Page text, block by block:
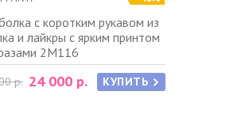
с коротким рукавом из
и лайкры с ярким принтом
2M116
р. 24 000 р. КУПИТЬ